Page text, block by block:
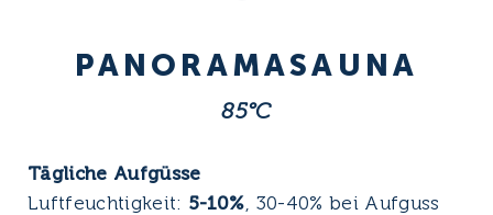
PANORAMA­SAUNA
85°C
Tägliche Aufgüsse
Luftfeuchtigkeit: 5-10% , 30-40% bei Aufguss